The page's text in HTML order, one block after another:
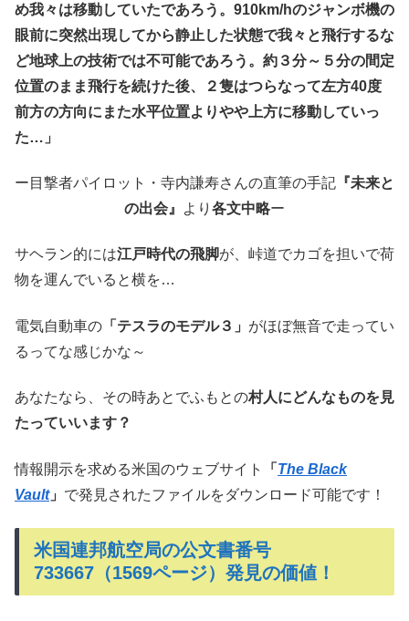
め我々は移動していたであろう。910km/hのジャンボ機の
眼前に突然出現してから静止した状態で我々と飛行するな
ど地球上の技術では不可能であろう。約３分～５分の間定
位置のまま飛行を続けた後、２隻はつらなって左方40度
前方の方向にまた水平位置よりやや上方に移動していっ
た…」
ー目撃者パイロット・寺内謙寿さんの直筆の手記 『未来と
の出会』
より 各文中略ー
サヘラン的には江戸時代の飛脚が、峠道でカゴを担いで荷
物を運んでいると横を…
電気自動車の 「テスラのモデル３」 がほぼ無音で走ってい
るってな感じかな～
あなたなら、その時あとでふもとの村人にどんなものを見
たっていいます？
情報開示を求める米国のウェブサイト 「 The Black
Vault」 で発見されたファイルをダウンロード可能です！
米国連邦航空局の公文書番号
733667（1569ページ）発見の価値！